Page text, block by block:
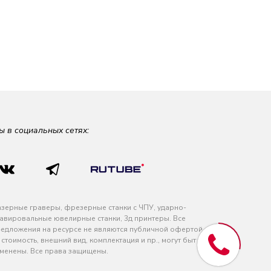
в социальных сетях:
граверы, фрезерные станки с ЧПУ, ударно-
ювелирные станки, 3д принтеры. Все
на ресурсе не являются публичной офертой
стоимость, внешний вид, комплектация и пр., могут быть
Все права защищены.